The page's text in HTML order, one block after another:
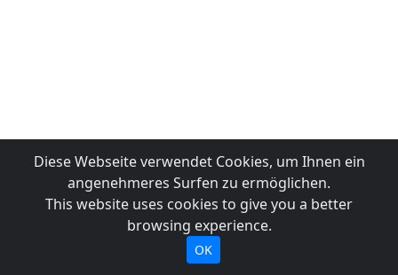
Diese Webseite verwendet Cookies, um Ihnen ein
angenehmeres Surfen zu ermöglichen.
This website uses cookies to give you a better
browsing experience.
OK